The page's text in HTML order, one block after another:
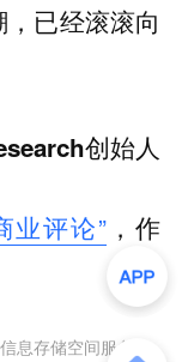
已经滚滚向
创始人
业评论”，作
息存储空间服务。